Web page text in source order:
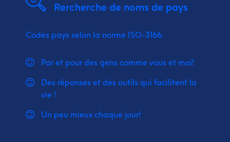
Rercherche de noms de pays
Codes pays selon la norme ISO-3166.
Par et pour des gens comme vous et moi!
Des réponses et des outils qui facilitent la
vie !
Un peu mieux chaque jour!